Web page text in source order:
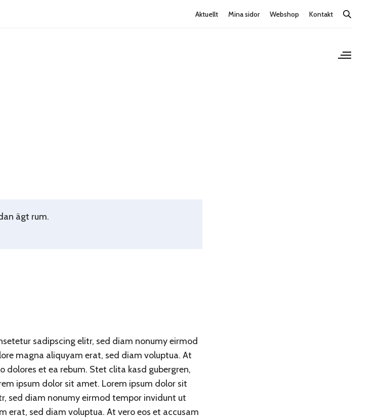
Aktuellt Mina sidor Webshop Kontakt
ägt rum.
sadipscing elitr, sed diam nonumy eirmod
magna aliquyam erat, sed diam voluptua. At
dolores et ea rebum. Stet clita kasd gubergren,
ipsum dolor sit amet. Lorem ipsum dolor sit
sed diam nonumy eirmod tempor invidunt ut
erat, sed diam voluptua. At vero eos et accusam